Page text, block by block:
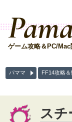
ゲーム攻略＆PC/
パママ FF14攻略＆
スチ